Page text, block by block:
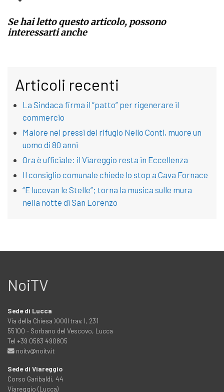
Se hai letto questo articolo, possono
interessarti anche
Articoli recenti
La Sindaca firma il “patto” per rigenerare il
commercio
Malore nei pressi del rifugio Nello Conti, muore un
uomo di 80 anni
Ora è ufficiale: il Viareggio resta in Eccellenza
Il consiglio comunale chiede lo stop a Cava Fornace
“E lucevan le Stelle”; torna la musica sulle mura
nella notte di San Lorenzo
NoiTV
Sede di Lucca
Via della Chiesa XXXII trav. I, 231
55100 - Sorbano del Vescovo, Lucca
Tel +39 0583 490805
noitv@noitv.it
Sede di Viareggio
Corso Garibaldi, 44
Viareggio (Lucca)